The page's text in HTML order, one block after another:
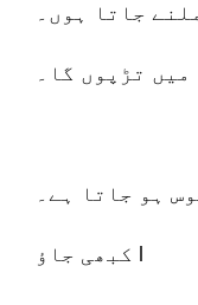
جاتا ہوں۔
میں تڑپوں گا۔
ہو جاتا ہے۔